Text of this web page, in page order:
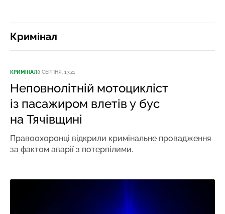
Кримінал
КРИМІНАЛ8 СЕРПНЯ, 13:21
Неповнолітній мотоцикліст
із пасажиром влетів у бус
на Тячівщині
Правоохоронці відкрили кримінальне провадження
за фактом аварії з потерпілими.